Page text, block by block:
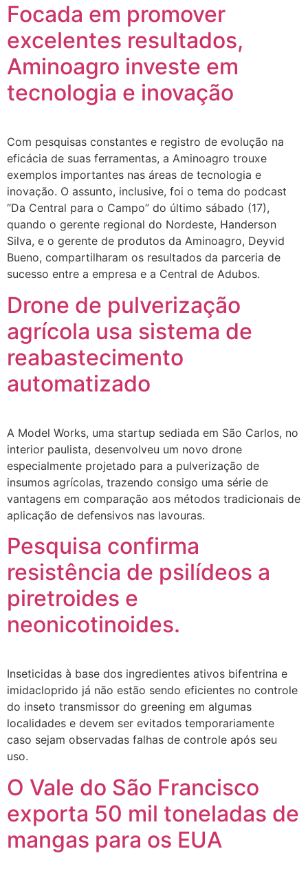
Focada em promover
excelentes resultados,
Aminoagro investe em
tecnologia e inovação
Com pesquisas constantes e registro de evolução na
eficácia de suas ferramentas, a Aminoagro trouxe
exemplos importantes nas áreas de tecnologia e
inovação. O assunto, inclusive, foi o tema do podcast
“Da Central para o Campo” do último sábado (17),
quando o gerente regional do Nordeste, Handerson
Silva, e o gerente de produtos da Aminoagro, Deyvid
Bueno, compartilharam os resultados da parceria de
sucesso entre a empresa e a Central de Adubos.
Drone de pulverização
agrícola usa sistema de
reabastecimento
automatizado
A Model Works, uma startup sediada em São Carlos, no
interior paulista, desenvolveu um novo drone
especialmente projetado para a pulverização de
insumos agrícolas, trazendo consigo uma série de
vantagens em comparação aos métodos tradicionais de
aplicação de defensivos nas lavouras.
Pesquisa confirma
resistência de psilídeos a
piretroides e
neonicotinoides.
Inseticidas à base dos ingredientes ativos bifentrina e
imidacloprido já não estão sendo eficientes no controle
do inseto transmissor do greening em algumas
localidades e devem ser evitados temporariamente
caso sejam observadas falhas de controle após seu
uso.
O Vale do São Francisco
exporta 50 mil toneladas de
mangas para os EUA